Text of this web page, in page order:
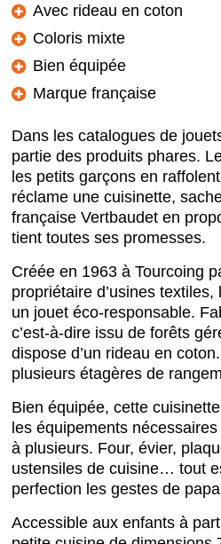
Avec rideau en coton
Coloris mixte
Bien équipée
Marque française
Dans les catalogues de
partie des produits phares.
les petits garçons en
réclame une cuisinette,
française Vertbaudet en
tient toutes ses promesses.
Créée en 1963 à Tourcoing
propriétaire d’usines
un jouet éco-responsable.
c’est-à-dire issu de forêts
dispose d’un rideau en
plusieurs étagères de
Bien équipée, cette
les équipements
à plusieurs. Four, évier,
ustensiles de cuisine… tout
perfection les gestes de
Accessible aux enfants à